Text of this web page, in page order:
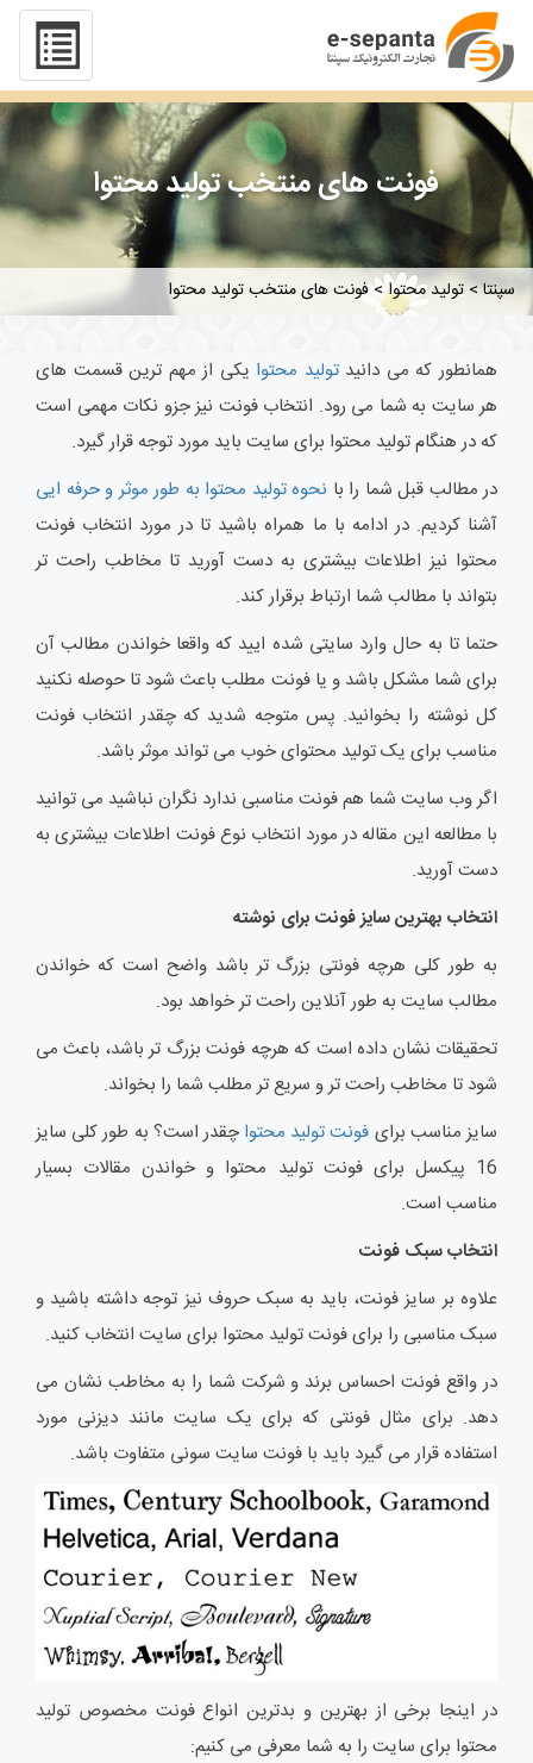
فونت های منتخب تولید محتوا
سپنتا>تولید محتوا>فونت های منتخب تولید محتوا
همانطور که می دانیدتولید محتوا یکی از مهم ترین قسمت های
هر سایت به شما می رود. انتخاب فونت نیز جزو نکات مهمی است
که در هنگام تولید محتوا برای سایت باید مورد توجه قرار گیرد.
در مطالب قبل شما را با نحوه تولید محتوا به طور موثر و حرفه ایی
آشنا کردیم. در ادامه با ما همراه باشید تا در مورد انتخاب فونت
محتوا نیز اطلاعات بیشتری به دست آورید تا مخاطب راحت تر
بتواند با مطالب شما ارتباط برقرار کند.
حتما تا به حال وارد سایتی شده ایید که واقعا خواندن مطالب آن
برای شما مشکل باشد و یا فونت مطلب باعث شود تا حوصله نکنید
کل نوشته را بخوانید. پس متوجه شدید که چقدر انتخاب فونت
مناسب برای یک تولید محتوای خوب می تواند موثر باشد.
اگر وب سایت شما هم فونت مناسبی ندارد نگران نباشید می توانید
با مطالعه این مقاله در مورد انتخاب نوع فونت اطلاعات بیشتری به
دست آورید.
انتخاب بهترین سایز فونت برای نوشته
به طور کلی هرچه فونتی بزرگ تر باشد واضح است که خواندن
مطالب سایت به طور آنلاین راحت تر خواهد بود.
تحقیقات نشان داده است که هرچه فونت بزرگ تر باشد، باعث می
شود تا مخاطب راحت تر و سریع تر مطلب شما را بخواند.
سایز مناسب برای فونت تولید محتوا چقدر است؟ به طور کلی سایز
16 پیکسل برای فونت تولید محتوا و خواندن مقالات بسیار
مناسب است.
انتخاب سبک فونت
علاوه بر سایز فونت، باید به سبک حروف نیز توجه داشته باشید و
سبک مناسبی را برای فونت تولید محتوا برای سایت انتخاب کنید.
در واقع فونت احساس برند و شرکت شما را به مخاطب نشان می
دهد. برای مثال فونتی که برای یک سایت مانند دیزنی مورد
استفاده قرار می گیرد باید با فونت سایت سونی متفاوت باشد.
در اینجا برخی از بهترین و بدترین انواع فونت مخصوص تولید
محتوا برای سایت را به شما معرفی می کنیم: